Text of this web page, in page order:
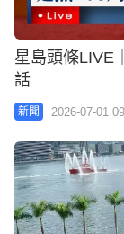
星島頭條LIVE
話
新聞 2026-07-01